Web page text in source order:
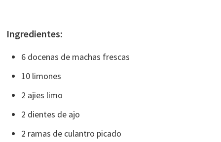
Ingredientes:
6 docenas de machas frescas
10 limones
2 ajies limo
2 dientes de ajo
2 ramas de culantro picado